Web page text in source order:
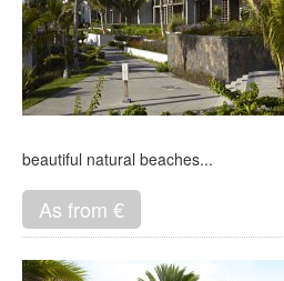
beautiful natural beaches...
As from €